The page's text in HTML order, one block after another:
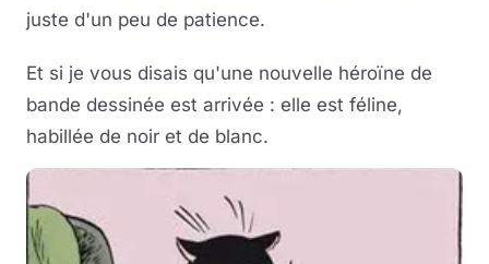
juste d'un peu de patience.
Et si je vous disais qu'une nouvelle héroïne de
bande dessinée est arrivée : elle est féline,
habillée de noir et de blanc.